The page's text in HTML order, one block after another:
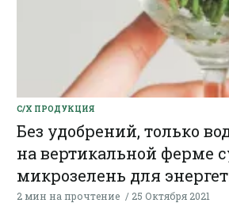
С/Х ПРОДУКЦИЯ
Без удобрений, только
на вертикальной ферме
микрозелень для
2 мин на прочтение 25 Октября 2021